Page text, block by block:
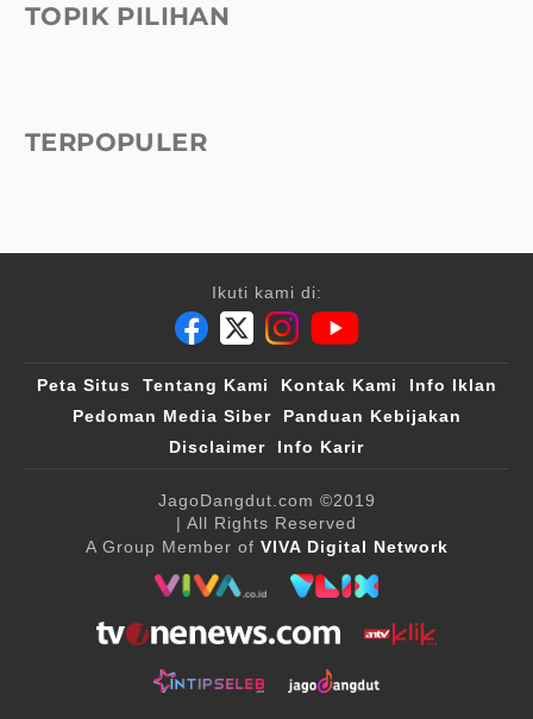
TOPIK PILIHAN
TERPOPULER
Ikuti kami di:
Peta Situs Tentang Kami Kontak Kami
Info Iklan
Pedoman Media Siber
Panduan Kebijakan
Disclaimer
Info Karir
JagoDangdut.com ©2019
| All Rights Reserved
A Group Member of VIVA Digital Network